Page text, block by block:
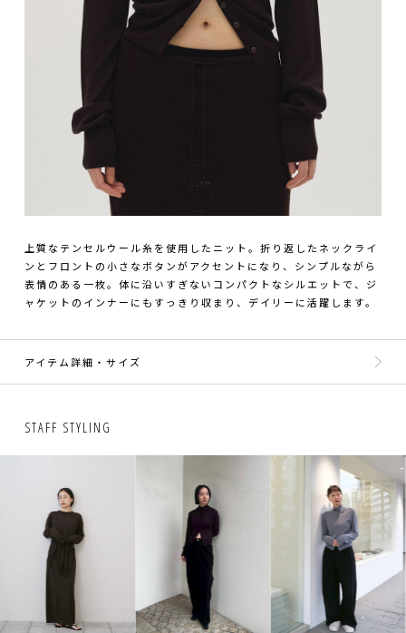
上質なテンセルウール糸を使用したニット。折り返したネックライ
ンとフロントの小さなボタンがアクセントになり、シンプルながら
表情のある一枚。体に沿いすぎないコンパクトなシルエットで、ジ
ャケットのインナーにもすっきり収まり、デイリーに活躍します。
アイテム詳細・サイズ
STAFF STYLING